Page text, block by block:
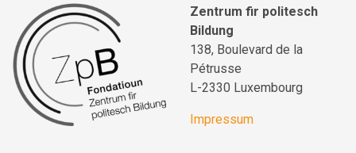
Zentrum fir politesch
Bildung
138, Boulevard de la
Pétrusse
L-2330 Luxembourg
Impressum